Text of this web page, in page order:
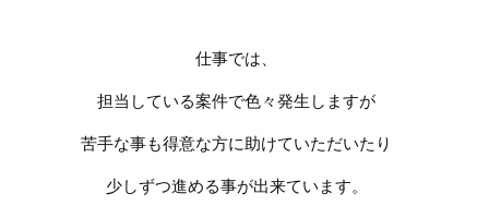
仕事では、
担当している案件で色々発生しますが
苦手な事も得意な方に助けていただいたり
少しずつ進める事が出来ています。